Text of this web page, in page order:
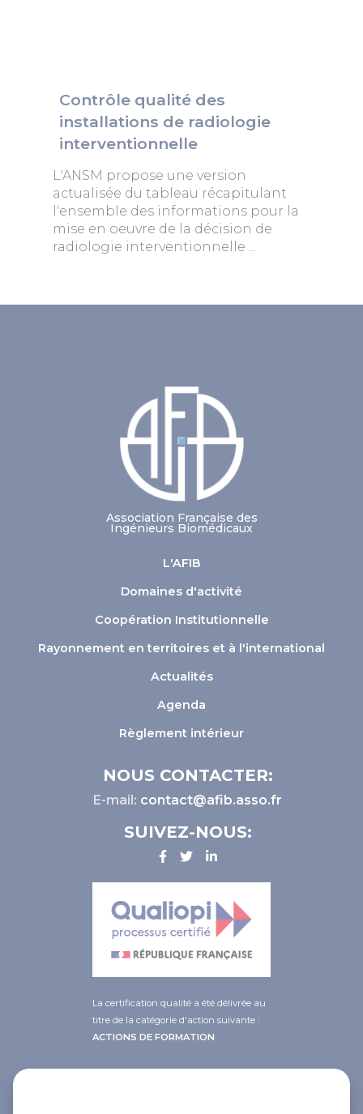
Contrôle qualité des
installations de radiologie
interventionnelle
L'ANSM propose une version
actualisée du tableau récapitulant
l'ensemble des informations pour la
mise en oeuvre de la décision de
radiologie interventionnelle ...
Association Française des
Ingénieurs Biomédicaux
L'AFIB
Domaines d'activité
Coopération Institutionnelle
Rayonnement en territoires et à l'international
Actualités
Agenda
Règlement intérieur
NOUS CONTACTER:
E-mail: contact@afib.asso.fr
SUIVEZ-NOUS:
La certification qualité a été délivrée au
titre de la catégorie d'action suivante :
ACTIONS DE FORMATION